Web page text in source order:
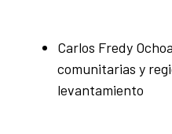
Carlos Fredy
comunitarias y
levantamiento